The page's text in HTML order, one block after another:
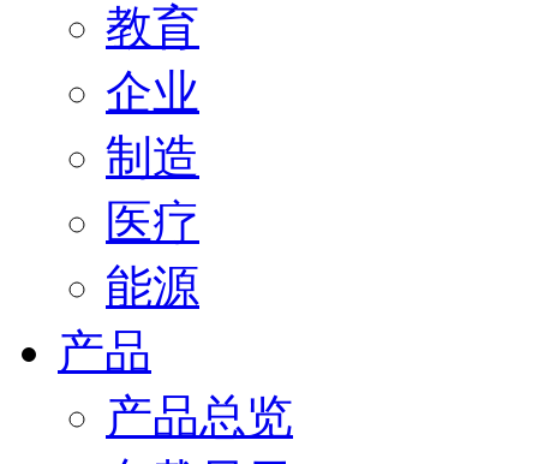
教育
企业
制造
医疗
能源
产品
产品总览